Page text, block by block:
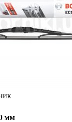
мм